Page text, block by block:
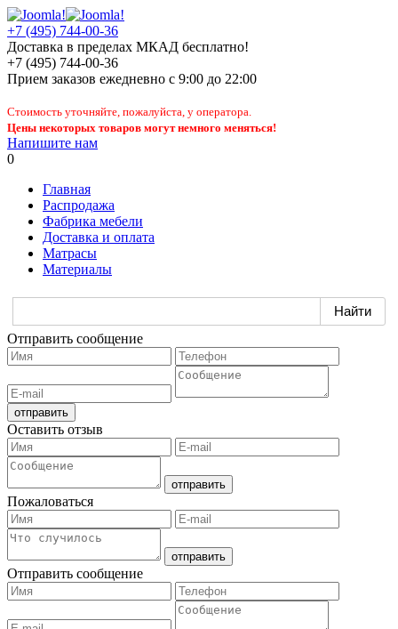
+7 (495) 744-00-36
Доставка в пределах МКАД бесплатно!
+7 (495) 744-00-36
Прием заказов ежедневно с 9:00 до 22:00
Стоимость уточняйте, пожалуйста, у оператора.
Цены некоторых товаров могут немного меняться!
Напишите нам
0
Главная
Распродажа
Фабрика мебели
Доставка и оплата
Матрасы
Материалы
Отправить сообщение
Оставить отзыв
Пожаловаться
Отправить сообщение